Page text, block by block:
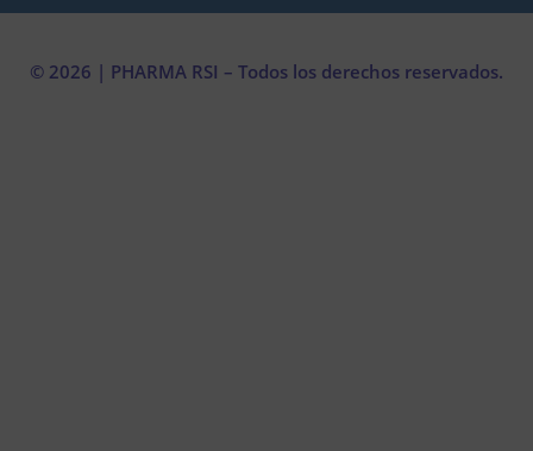
© 2026 | PHARMA RSI – Todos los derechos reservados.